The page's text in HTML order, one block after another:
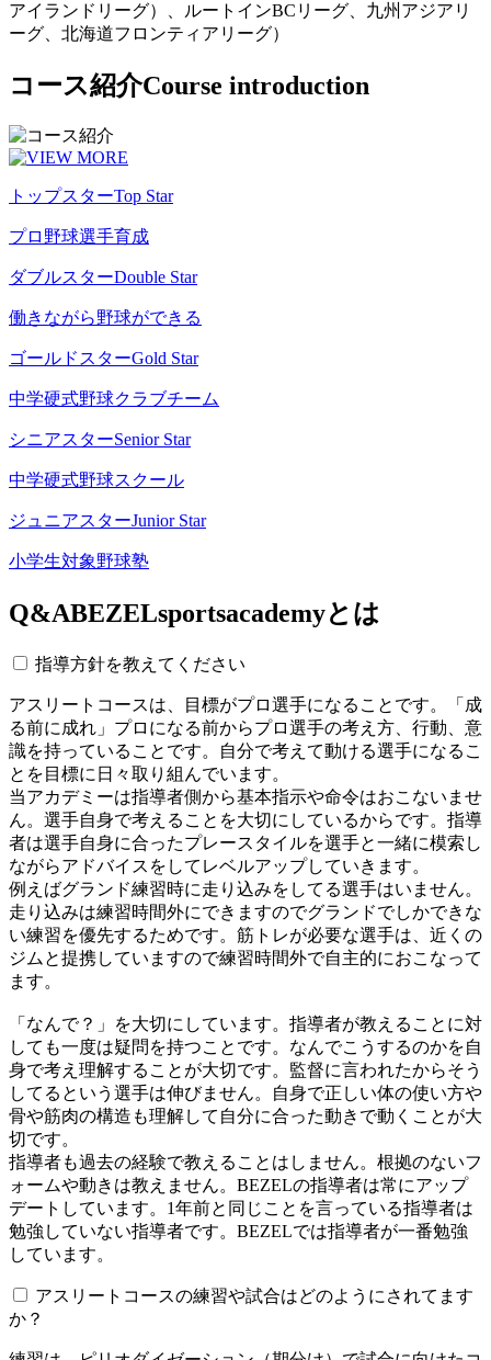
アイランドリーグ）、ルートインBCリーグ、九州アジアリ
ーグ、北海道フロンティアリーグ）
コース紹介Course introduction
トップスターTop Star
プロ野球選手育成
ダブルスターDouble Star
働きながら野球ができる
ゴールドスターGold Star
中学硬式野球クラブチーム
シニアスターSenior Star
中学硬式野球スクール
ジュニアスターJunior Star
小学生対象野球塾
Q&ABEZELsportsacademyとは
指導方針を教えてください
アスリートコースは、目標がプロ選手になることです。「成
る前に成れ」プロになる前からプロ選手の考え方、行動、意
識を持っていることです。自分で考えて動ける選手になるこ
とを目標に日々取り組んでいます。
当アカデミーは指導者側から基本指示や命令はおこないませ
ん。選手自身で考えることを大切にしているからです。指導
者は選手自身に合ったプレースタイルを選手と一緒に模索し
ながらアドバイスをしてレベルアップしていきます。
例えばグランド練習時に走り込みをしてる選手はいません。
走り込みは練習時間外にできますのでグランドでしかできな
い練習を優先するためです。筋トレが必要な選手は、近くの
ジムと提携していますので練習時間外で自主的におこなって
ます。
「なんで？」を大切にしています。指導者が教えることに対
しても一度は疑問を持つことです。なんでこうするのかを自
身で考え理解することが大切です。監督に言われたからそう
してるという選手は伸びません。自身で正しい体の使い方や
骨や筋肉の構造も理解して自分に合った動きで動くことが大
切です。
指導者も過去の経験で教えることはしません。根拠のないフ
ォームや動きは教えません。BEZELの指導者は常にアップ
デートしています。1年前と同じことを言っている指導者は
勉強していない指導者です。BEZELでは指導者が一番勉強
しています。
アスリートコースの練習や試合はどのようにされてます
か？